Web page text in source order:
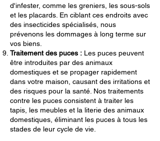
d'infester, comme les greniers, les sous-sols
et les placards. En ciblant ces endroits avec
des insecticides spécialisés, nous
prévenons les dommages à long terme sur
vos biens.
Traitement des puces : Les puces peuvent
être introduites par des animaux
domestiques et se propager rapidement
dans votre maison, causant des irritations et
des risques pour la santé. Nos traitements
contre les puces consistent à traiter les
tapis, les meubles et la literie des animaux
domestiques, éliminant les puces à tous les
stades de leur cycle de vie.